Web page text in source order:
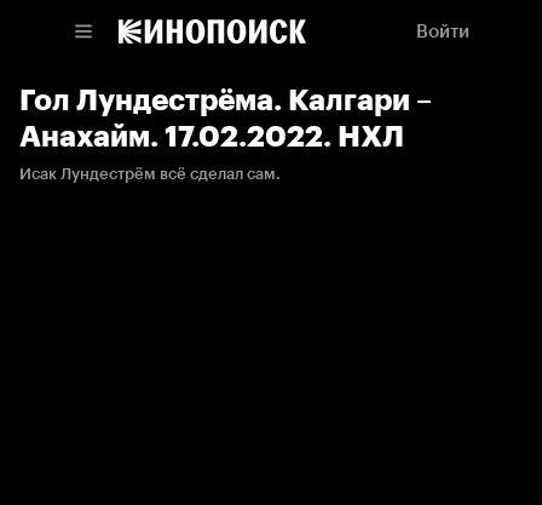
Войти
Гол Лундестрёма. Калгари –
Анахайм. 17.02.2022. НХЛ
Исак Лундестрём всё сделал сам.